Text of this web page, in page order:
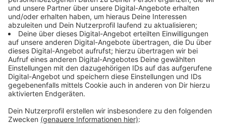
kein Chlorgasgeruch mehr im Gebäude festgestellt
worden. Nach Auskunft der Stadtverwaltung ist ein
Techniker der Herstellerfirma am Freitag vor Ort, um
die Anlage umfassend zu prüfen. Der abschließende
Bericht soll am Montag (24.6.2024) vorliegen. Das
Löhrtor-Hallenbad bleibt daher noch bis einschließlich
Montag geschlossen. Die betroffenen Schulen und
Vereine wurden entsprechend durch die Sport- und